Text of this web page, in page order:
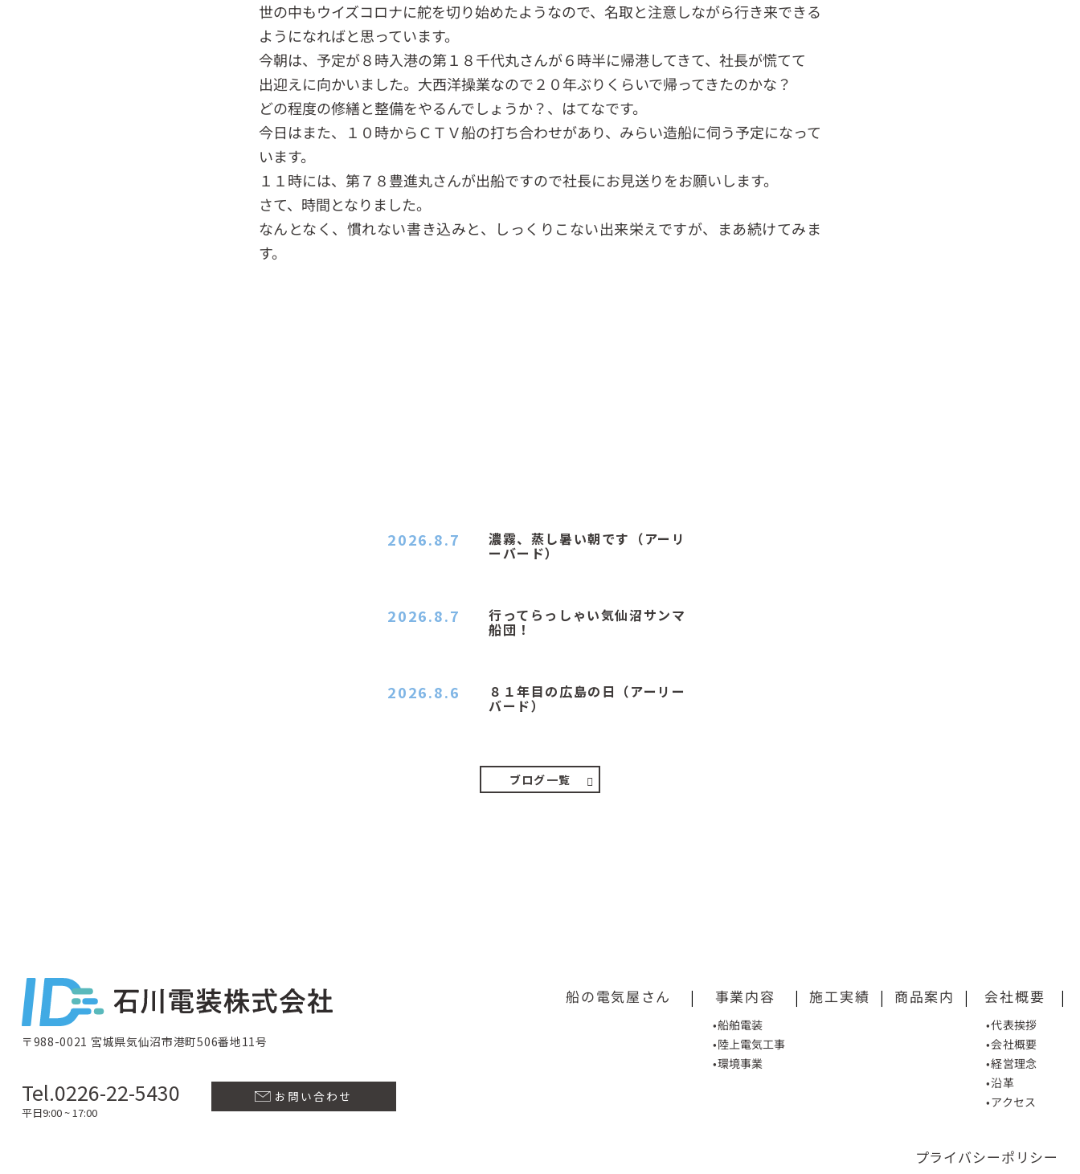
世の中もウイズコロナに舵を切り始めたようなので、名取と注意しながら行き来できる
ようになればと思っています。
今朝は、予定が８時入港の第１８千代丸さんが６時半に帰港してきて、社長が慌てて
出迎えに向かいました。大西洋操業なので２０年ぶりくらいで帰ってきたのかな？
どの程度の修繕と整備をやるんでしょうか？、はてなです。
今日はまた、１０時からＣＴＶ船の打ち合わせがあり、みらい造船に伺う予定になって
います。
１１時には、第７８豊進丸さんが出船ですので社長にお見送りをお願いします。
さて、時間となりました。
なんとなく、慣れない書き込みと、しっくりこない出来栄えですが、まあ続けてみま
す。
濃霧、蒸し暑い朝です（アーリ
ーバード）
2026.8.7
行ってらっしゃい気仙沼サンマ
船団！
2026.8.7
８１年目の広島の日（アーリー
バード）
2026.8.6
ブログ一覧
〒988-0021 宮城県気仙沼市港町506番地11号
Tel.0226-22-5430
平日9:00 ~ 17:00
お問い合わせ
船の電気屋さん | 事業内容
•船舶電装
•陸上電気工事
•環境事業
| 施工実績 | 商品案内 | 会社概要
•代表挨拶
•会社概要
•経営理念
•沿革
•アクセス
|
プライバシーポリシー